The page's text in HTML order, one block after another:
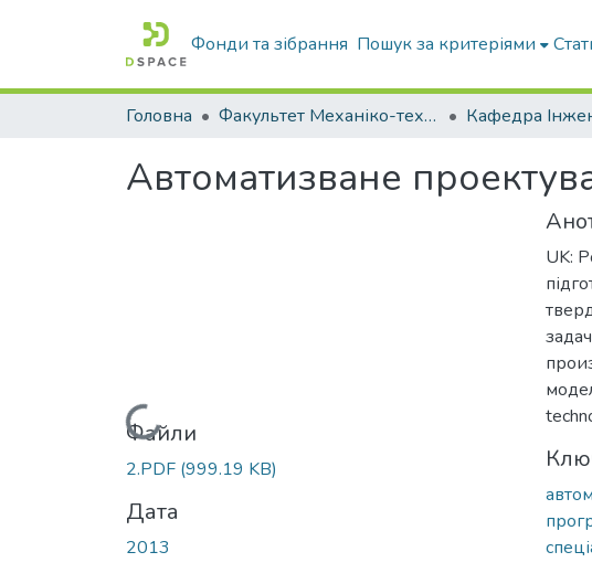
Фонди та зібрання Пошук за критеріями
Головна Факультет Механіко-технологічний
Автоматизване
Вантажиться...
Файли
2.PDF (999.19 KB)
Дата
2013
UK: